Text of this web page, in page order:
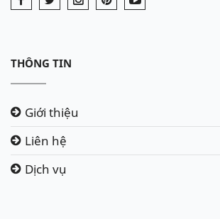
THÔNG TIN
Giới thiệu
Liên hệ
Dịch vụ